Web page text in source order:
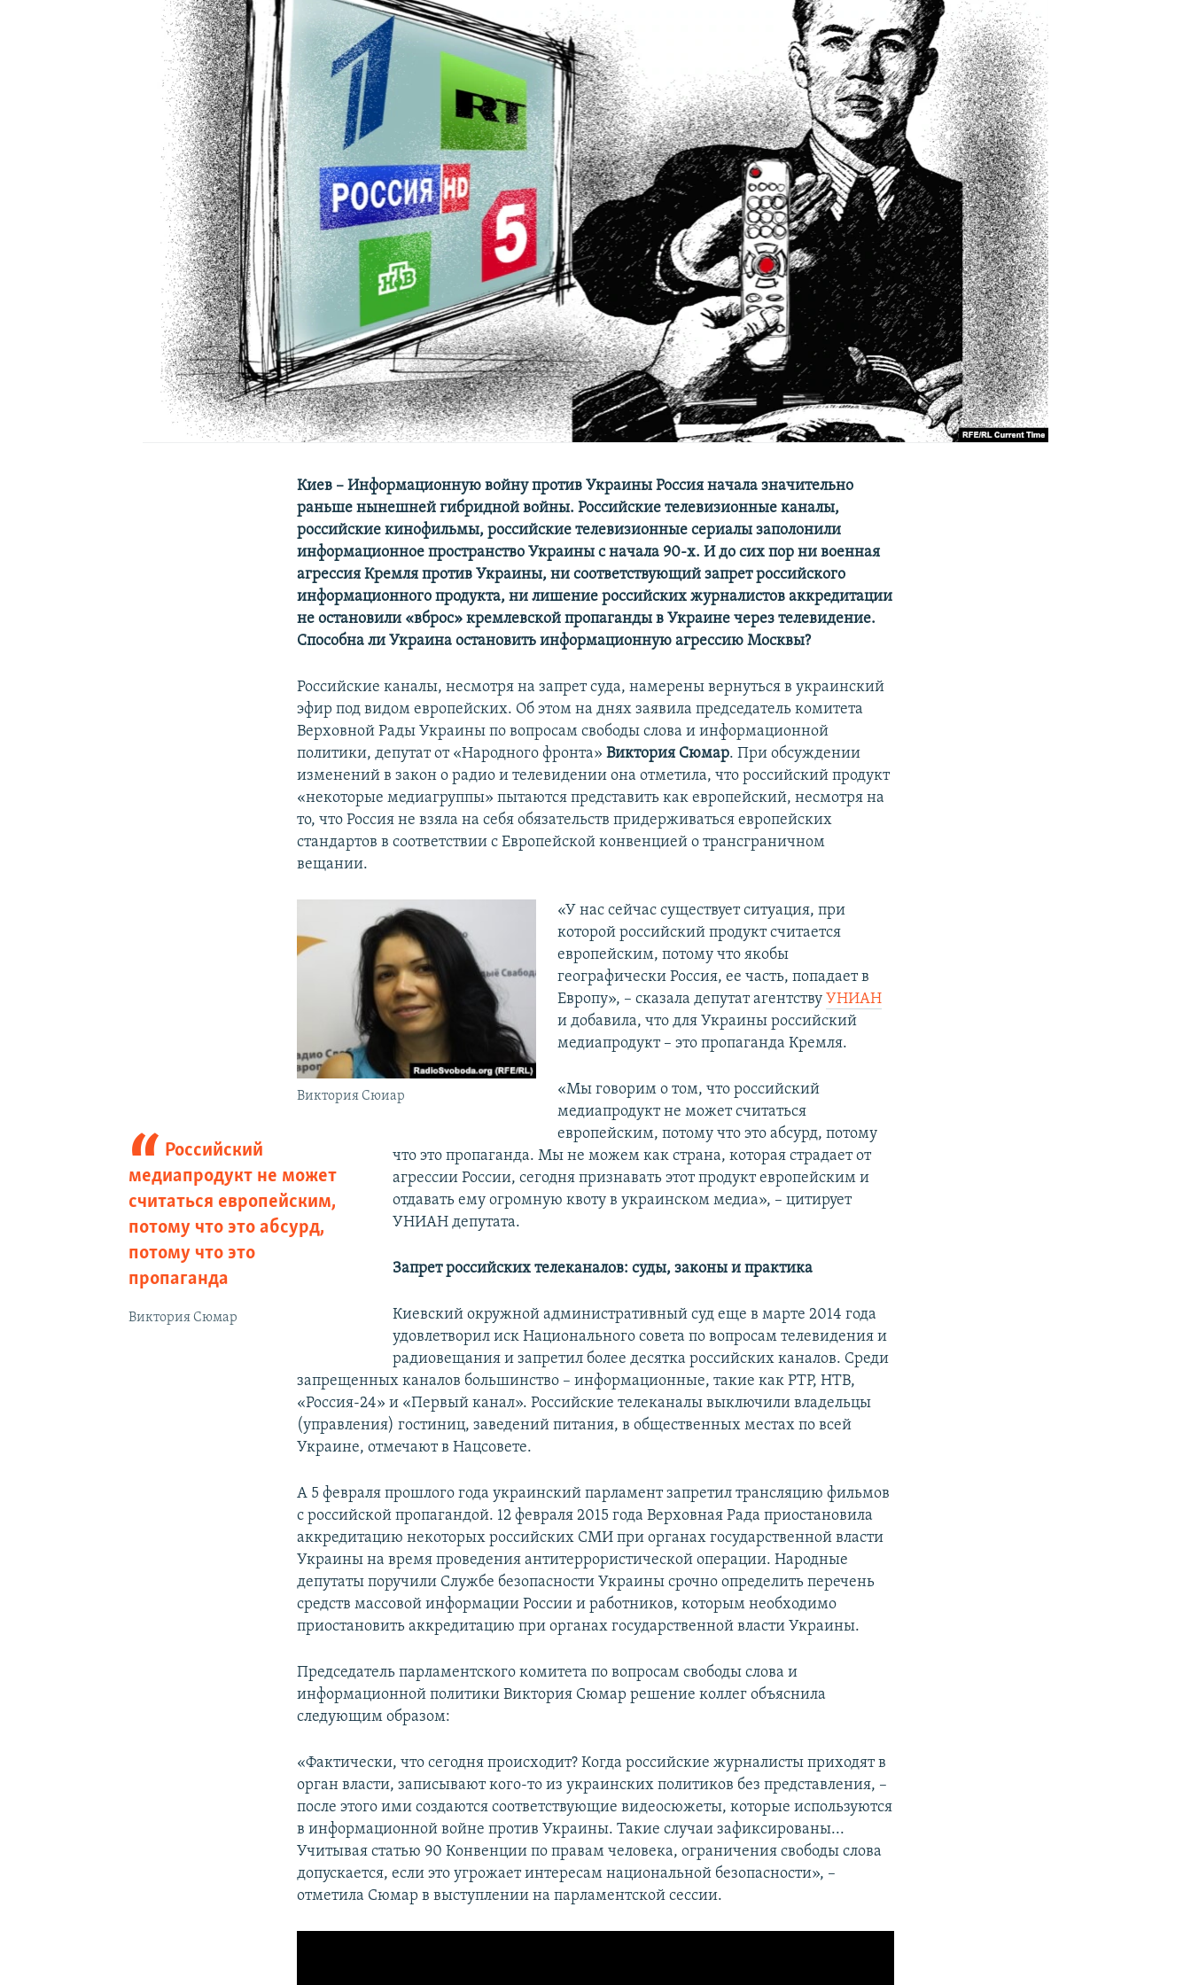
УКРАИНСКАЯ ПРОБЛЕМА КРЫМА
Киев – Информационную войну против Украины Россия начала значительно
раньше нынешней гибридной войны. Российские телевизионные каналы,
российские кинофильмы, российские телевизионные сериалы заполонили
информационное пространство Украины с начала 90-х. И до сих пор ни военная
агрессия Кремля против Украины, ни соответствующий запрет российского
информационного продукта, ни лишение российских журналистов аккредитации
не остановили «вброс» кремлевской пропаганды в Украине через телевидение.
Способна ли Украина остановить информационную агрессию Москвы?
Российские каналы, несмотря на запрет суда, намерены вернуться в украинский
эфир под видом европейских. Об этом на днях заявила председатель комитета
Верховной Рады Украины по вопросам свободы слова и информационной
политики, депутат от «Народного фронта»Виктория Сюмар. При обсуждении
изменений в закон о радио и телевидении она отметила, что российский продукт
«некоторые медиагруппы» пытаются представить как европейский, несмотря на
то, что Россия не взяла на себя обязательств придерживаться европейских
стандартов в соответствии с Европейской конвенцией о трансграничном
вещании.
Виктория Сюиар
«У нас сейчас существует ситуация, при
которой российский продукт считается
европейским, потому что якобы
географически Россия, ее часть, попадает в
Европу», – сказала депутат агентству УНИАН
и добавила, что для Украины российский
медиапродукт – это пропаганда Кремля.
Российский
медиапродукт не может
считаться европейским,
потому что это абсурд,
потому что это
пропаганда
Виктория Сюмар
«Мы говорим о том, что российский
медиапродукт не может считаться
европейским, потому что это абсурд, потому
что это пропаганда. Мы не можем как страна, которая страдает от
агрессии России, сегодня признавать этот продукт европейским и
отдавать ему огромную квоту в украинском медиа», – цитирует
УНИАН депутата.
Запрет российских телеканалов: суды, законы и практика
Киевский окружной административный суд еще в марте 2014 года
удовлетворил иск Национального совета по вопросам телевидения и
радиовещания и запретил более десятка российских каналов. Среди
запрещенных каналов большинство – информационные, такие как РТР, НТВ,
«Россия-24» и «Первый канал». Российские телеканалы выключили владельцы
(управления) гостиниц, заведений питания, в общественных местах по всей
Украине, отмечают в Нацсовете.
А 5 февраля прошлого года украинский парламент запретил трансляцию фильмов
с российской пропагандой. 12 февраля 2015 года Верховная Рада приостановила
аккредитацию некоторых российских СМИ при органах государственной власти
Украины на время проведения антитеррористической операции. Народные
депутаты поручили Службе безопасности Украины срочно определить перечень
средств массовой информации России и работников, которым необходимо
приостановить аккредитацию при органах государственной власти Украины.
Председатель парламентского комитета по вопросам свободы слова и
информационной политики Виктория Сюмар решение коллег объяснила
следующим образом:
«Фактически, что сегодня происходит? Когда российские журналисты приходят в
орган власти, записывают кого-то из украинских политиков без представления, –
после этого ими создаются соответствующие видеосюжеты, которые используются
в информационной войне против Украины. Такие случаи зафиксированы...
Учитывая статью 90 Конвенции по правам человека, ограничения свободы слова
допускается, если это угрожает интересам национальной безопасности», –
отметила Сюмар в выступлении на парламентской сессии.